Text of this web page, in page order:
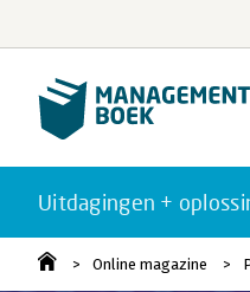
Uitdagingen +
Online magazine